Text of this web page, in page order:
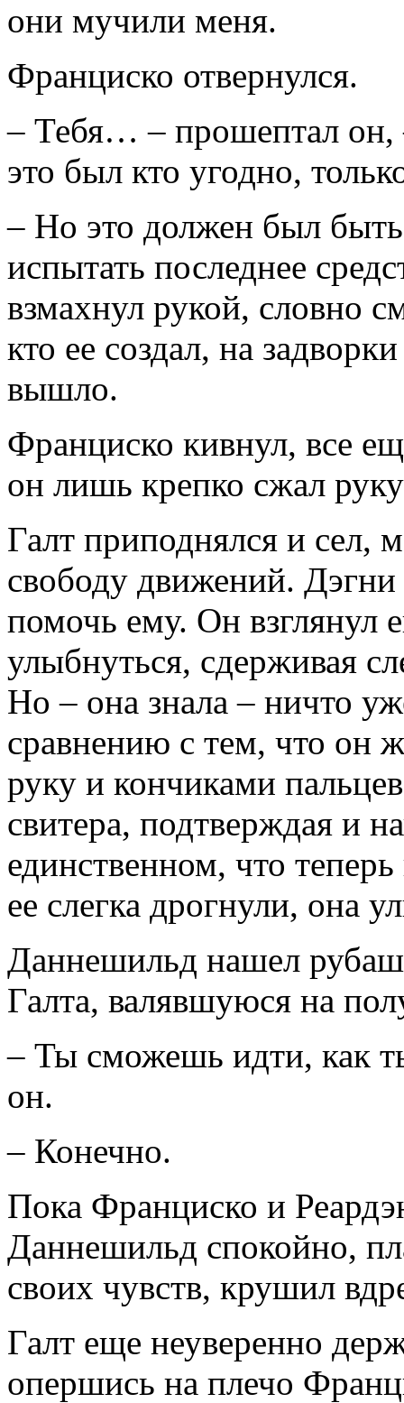
они мучили меня.
Франциско отвернулся.
– Тебя… – прошептал
это был кто угодно,
– Но это должен был
испытать последнее
взмахнул рукой, словно
кто ее создал, на
вышло.
Франциско кивнул, все
он лишь крепко сжал
Галт приподнялся и сел,
свободу движений. Дэгни
помочь ему. Он взглянул
улыбнуться, сдерживая
Но – она знала – ничто
сравнению с тем, что он
руку и кончиками
свитера, подтверждая и
единственном, что
ее слегка дрогнули, она
Даннешильд нашел
Галта, валявшуюся на
– Ты сможешь идти, как
он.
– Конечно.
Пока Франциско и
Даннешильд спокойно,
своих чувств, крушил
Галт еще неуверенно
опершись на плечо